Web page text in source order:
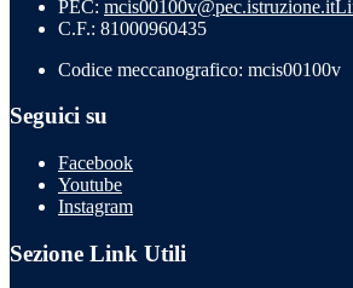
PEC: mcis00100v@pec.istruzione.it
C.F.: 81000960435
Codice meccanografico: mcis00100v
Seguici su
Facebook
Youtube
Instagram
Sezione Link Utili